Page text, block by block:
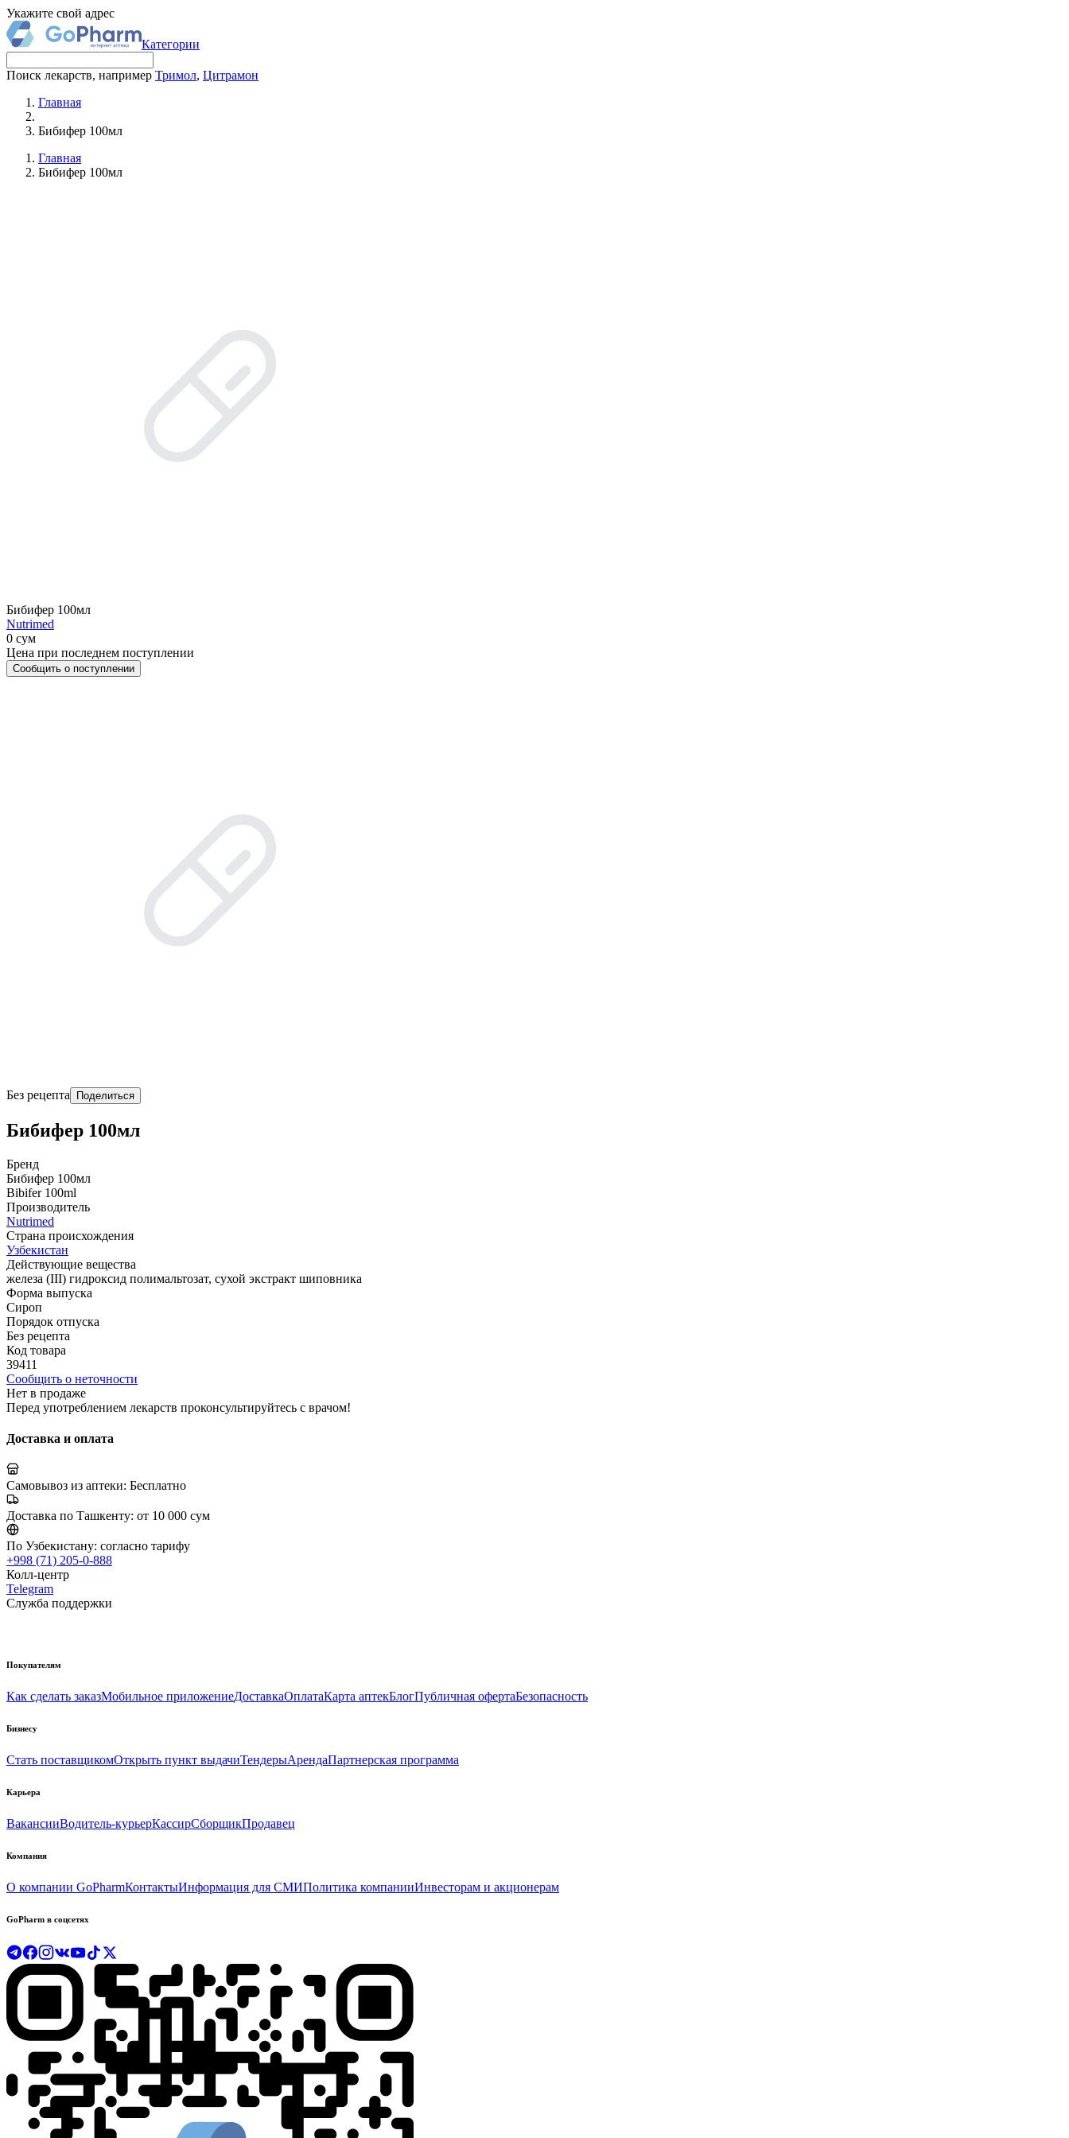
Укажите свой адрес
Категории
Поиск лекарств, например Тримол, Цитрамон
Главная
Бибифер 100мл
Главная
Бибифер 100мл
Бибифер 100мл
Nutrimed
0 сум
Цена при последнем поступлении
Сообщить о поступлении
Без рецепта Поделиться
Бибифер 100мл
Бренд
Бибифер 100мл
Bibifer 100ml
Производитель
Nutrimed
Страна происхождения
Узбекистан
Действующие вещества
железа (III) гидроксид полимальтозат, сухой экстракт шиповника
Форма выпуска
Сироп
Порядок отпуска
Без рецепта
Код товара
39411
Сообщить о неточности
Нет в продаже
Перед употреблением лекарств проконсультируйтесь с врачом!
Доставка и оплата
Самовывоз из аптеки: Бесплатно
Доставка по Ташкенту: от 10 000 сум
По Узбекистану: согласно тарифу
+998 (71) 205-0-888
Колл-центр
Telegram
Служба поддержки
Покупателям
Как сделать заказМобильное приложениеДоставкаОплатаКарта аптекБлогПубличная офертаБезопасность
Бизнесу
Стать поставщикомОткрыть пункт выдачиТендерыАрендаПартнерская программа
Карьера
ВакансииВодитель-курьерКассирСборщикПродавец
Компания
О компании GoPharmКонтактыИнформация для СМИПолитика компанииИнвесторам и акционерам
GoPharm в соцсетях